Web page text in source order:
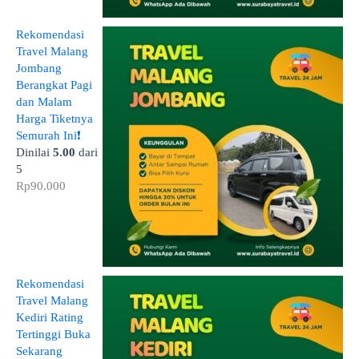
Rekomendasi
Travel Malang
Jombang
Berangkat Pagi
dan Malam
Harga Tiketnya
Semurah Ini❗
Dinilai 5.00 dari
5
Rp90.000
Rekomendasi
Travel Malang
Kediri Rating
Tertinggi Buka
Sekarang